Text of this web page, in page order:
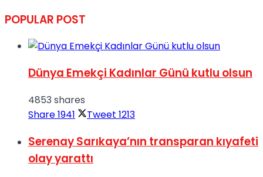
POPULAR POST
Dünya Emekçi Kadınlar Günü kutlu olsun
4853 shares
Share1941 Tweet 1213
Serenay Sarıkaya’nın transparan kıyafeti
olay yarattı